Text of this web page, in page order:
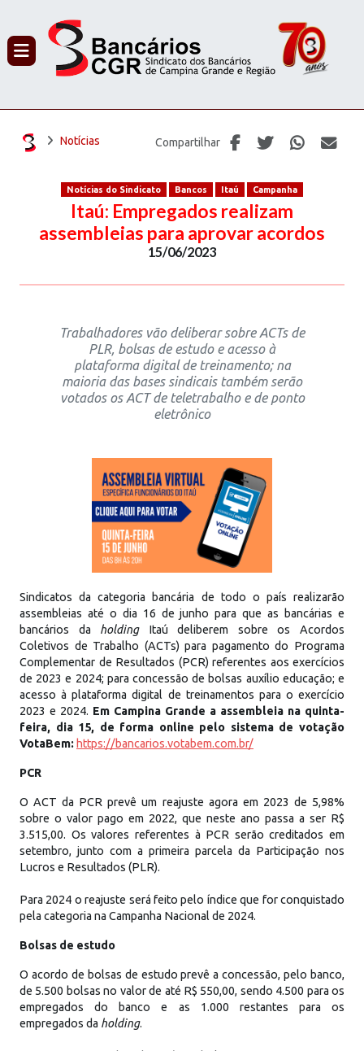
Notícias Compartilhar
Notícias do Sindicato Bancos Itaú Campanha
Itaú: Empregados realizam
assembleias para aprovar acordos
15/06/2023
Trabalhadores vão deliberar sobre ACTs de
PLR, bolsas de estudo e acesso à
plataforma digital de treinamento; na
maioria das bases sindicais também serão
votados os ACT de teletrabalho e de ponto
eletrônico
Sindicatos da categoria bancária de todo o país realizarão
assembleias até o dia 16 de junho para que as bancárias e
bancários da holdingItaú deliberem sobre os Acordos
Coletivos de Trabalho (ACTs) para pagamento do Programa
Complementar de Resultados (PCR) referentes aos exercícios
de 2023 e 2024; para concessão de bolsas auxílio educação; e
acesso à plataforma digital de treinamentos para o exercício
2023 e 2024. Em Campina Grande a assembleia na quinta-
feira, dia 15, de forma online pelo sistema de votação
VotaBem: https://bancarios.votabem.com.br/
PCR
O ACT da PCR prevê um reajuste agora em 2023 de 5,98%
sobre o valor pago em 2022, que neste ano passa a ser R$
3.515,00. Os valores referentes à PCR serão creditados em
setembro, junto com a primeira parcela da Participação nos
Lucros e Resultados (PLR).
Para 2024 o reajuste será feito pelo índice que for conquistado
pela categoria na Campanha Nacional de 2024.
Bolsas de estudo
O acordo de bolsas de estudo prevê a concessão, pelo banco,
de 5.500 bolsas no valor de até R$ 550,00, sendo 4.500 para os
empregados do banco e as 1.000 restantes para os
empregados da holding.